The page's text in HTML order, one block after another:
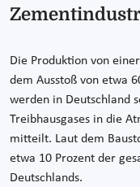
Die Produktion von
dem Ausstoß von etwa
werden in Deutschland
Treibhausgases in die
mitteilt. Laut dem
etwa 10 Prozent der
Deutschlands.